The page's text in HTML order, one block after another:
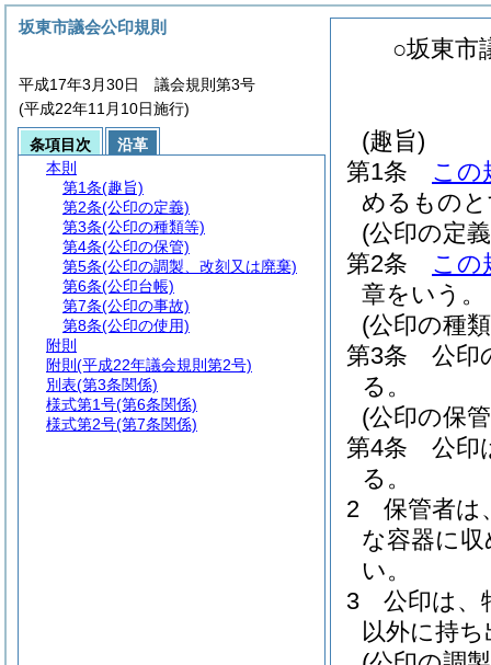
○坂東市
(趣旨)
第1条
この
めるもの
(公印の定
第2条
この
章をいう。
(公印の種
第3条
公印
る。
(公印の保
第4条
公印
る。
2
保管者は
な容器に
い。
3
公印は、
以外に持
坂東市議会公印規則
平成17年3月30日 議会規則第3号
(平成22年11月10日施行)
条項目次
沿革
本則
第1条(趣旨)
第2条(公印の定義)
第3条(公印の種類等)
第4条(公印の保管)
第5条(公印の調製、改刻又は廃棄)
第6条(公印台帳)
第7条(公印の事故)
第8条(公印の使用)
附則
附則 (平成22年議会規則第2号)
別表(第3条関係)
様式第1号(第6条関係)
様式第2号(第7条関係)